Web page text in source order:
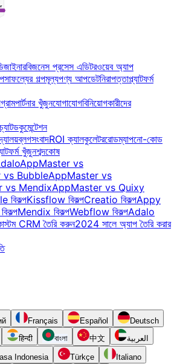
বিজনেস প্রসেস এডিটরওয়েব অ্যাপ
সাফল্যের গল্পমূল্যপণ্য আপডেটনিরাপত্তাপ্ল্যাটফর্ম
পার্টনার খুঁজুনযোগাযোগবিনিয়োগকারীদের
ডকুমেন্টেশন
ব্লগসংবাদROI ক্যালকুলেটররোডম্যাপনো-কোড
খুঁজুনশব্দকোষ
AppMaster vs
vs BubbleAppMaster vs
vs MendixAppMaster vs Quixy
বিকল্পKissflow বিকল্পCreatio বিকল্পAppy
Mendix বিকল্পWebflow বিকল্পAdalo
CRM তৈরি করুন2024 সালে অ্যাপ তৈরি করার
Français Español
Deutsch
हिन्दी বাংলা 中文 العربية
Indonesia Türkçe
Italiano